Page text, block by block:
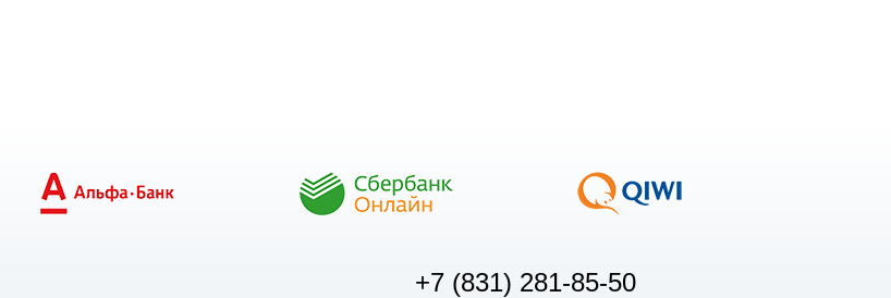
+7 (831) 281-85-50